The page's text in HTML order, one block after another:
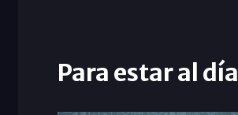
Para estar al día